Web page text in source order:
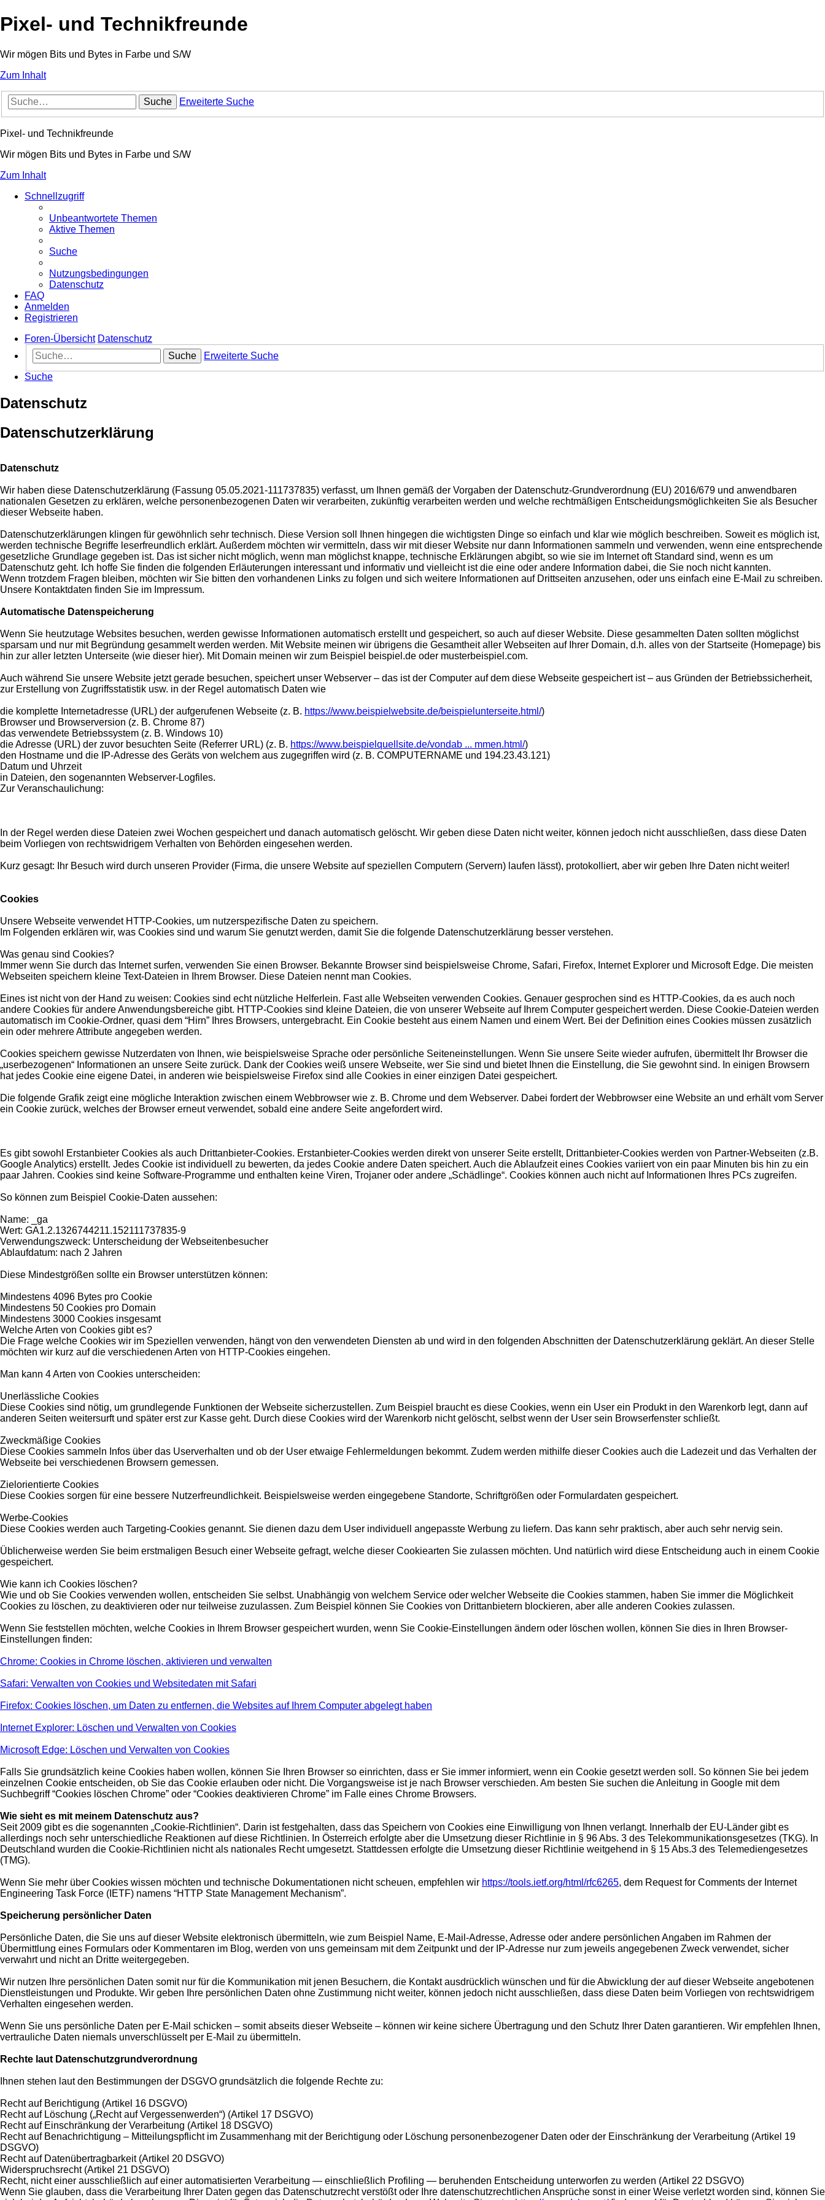
Pixel- und Technikfreunde
Wir mögen Bits und Bytes in Farbe und S/W
Zum Inhalt
Suche Erweiterte Suche
Pixel- und Technikfreunde
Wir mögen Bits und Bytes in Farbe und S/W
Zum Inhalt
Schnellzugriff
Unbeantwortete Themen
Aktive Themen
Suche
Nutzungsbedingungen
Datenschutz
FAQ
Anmelden
Registrieren
Foren-Übersicht Datenschutz
Suche
Erweiterte Suche
Suche
Datenschutz
Datenschutzerklärung
Datenschutz
Wir haben diese Datenschutzerklärung (Fassung 05.05.2021-111737835) verfasst, um Ihnen gemäß der Vorgaben der Datenschutz-Grundverordnung (EU) 2016/679 und anwendbaren
nationalen Gesetzen zu erklären, welche personenbezogenen Daten wir verarbeiten, zukünftig verarbeiten werden und welche rechtmäßigen Entscheidungsmöglichkeiten Sie als Besucher
dieser Webseite haben.
Datenschutzerklärungen klingen für gewöhnlich sehr technisch. Diese Version soll Ihnen hingegen die wichtigsten Dinge so einfach und klar wie möglich beschreiben. Soweit es möglich ist,
werden technische Begriffe leserfreundlich erklärt. Außerdem möchten wir vermitteln, dass wir mit dieser Website nur dann Informationen sammeln und verwenden, wenn eine entsprechende
gesetzliche Grundlage gegeben ist. Das ist sicher nicht möglich, wenn man möglichst knappe, technische Erklärungen abgibt, so wie sie im Internet oft Standard sind, wenn es um
Datenschutz geht. Ich hoffe Sie finden die folgenden Erläuterungen interessant und informativ und vielleicht ist die eine oder andere Information dabei, die Sie noch nicht kannten.
Wenn trotzdem Fragen bleiben, möchten wir Sie bitten den vorhandenen Links zu folgen und sich weitere Informationen auf Drittseiten anzusehen, oder uns einfach eine E-Mail zu schreiben.
Unsere Kontaktdaten finden Sie im Impressum.
Automatische Datenspeicherung
Wenn Sie heutzutage Websites besuchen, werden gewisse Informationen automatisch erstellt und gespeichert, so auch auf dieser Website. Diese gesammelten Daten sollten möglichst
sparsam und nur mit Begründung gesammelt werden werden. Mit Website meinen wir übrigens die Gesamtheit aller Webseiten auf Ihrer Domain, d.h. alles von der Startseite (Homepage) bis
hin zur aller letzten Unterseite (wie dieser hier). Mit Domain meinen wir zum Beispiel beispiel.de oder musterbeispiel.com.
Auch während Sie unsere Website jetzt gerade besuchen, speichert unser Webserver – das ist der Computer auf dem diese Webseite gespeichert ist – aus Gründen der Betriebssicherheit,
zur Erstellung von Zugriffsstatistik usw. in der Regel automatisch Daten wie
die komplette Internetadresse (URL) der aufgerufenen Webseite (z. B. https://www.beispielwebsite.de/beispielunterseite.html/)
Browser und Browserversion (z. B. Chrome 87)
das verwendete Betriebssystem (z. B. Windows 10)
die Adresse (URL) der zuvor besuchten Seite (Referrer URL) (z. B. https://www.beispielquellsite.de/vondab ... mmen.html/)
den Hostname und die IP-Adresse des Geräts von welchem aus zugegriffen wird (z. B. COMPUTERNAME und 194.23.43.121)
Datum und Uhrzeit
in Dateien, den sogenannten Webserver-Logfiles.
Zur Veranschaulichung:
In der Regel werden diese Dateien zwei Wochen gespeichert und danach automatisch gelöscht. Wir geben diese Daten nicht weiter, können jedoch nicht ausschließen, dass diese Daten
beim Vorliegen von rechtswidrigem Verhalten von Behörden eingesehen werden.
Kurz gesagt: Ihr Besuch wird durch unseren Provider (Firma, die unsere Website auf speziellen Computern (Servern) laufen lässt), protokolliert, aber wir geben Ihre Daten nicht weiter!
Cookies
Unsere Webseite verwendet HTTP-Cookies, um nutzerspezifische Daten zu speichern.
Im Folgenden erklären wir, was Cookies sind und warum Sie genutzt werden, damit Sie die folgende Datenschutzerklärung besser verstehen.
Was genau sind Cookies?
Immer wenn Sie durch das Internet surfen, verwenden Sie einen Browser. Bekannte Browser sind beispielsweise Chrome, Safari, Firefox, Internet Explorer und Microsoft Edge. Die meisten
Webseiten speichern kleine Text-Dateien in Ihrem Browser. Diese Dateien nennt man Cookies.
Eines ist nicht von der Hand zu weisen: Cookies sind echt nützliche Helferlein. Fast alle Webseiten verwenden Cookies. Genauer gesprochen sind es HTTP-Cookies, da es auch noch
andere Cookies für andere Anwendungsbereiche gibt. HTTP-Cookies sind kleine Dateien, die von unserer Webseite auf Ihrem Computer gespeichert werden. Diese Cookie-Dateien werden
automatisch im Cookie-Ordner, quasi dem “Hirn” Ihres Browsers, untergebracht. Ein Cookie besteht aus einem Namen und einem Wert. Bei der Definition eines Cookies müssen zusätzlich
ein oder mehrere Attribute angegeben werden.
Cookies speichern gewisse Nutzerdaten von Ihnen, wie beispielsweise Sprache oder persönliche Seiteneinstellungen. Wenn Sie unsere Seite wieder aufrufen, übermittelt Ihr Browser die
„userbezogenen“ Informationen an unsere Seite zurück. Dank der Cookies weiß unsere Webseite, wer Sie sind und bietet Ihnen die Einstellung, die Sie gewohnt sind. In einigen Browsern
hat jedes Cookie eine eigene Datei, in anderen wie beispielsweise Firefox sind alle Cookies in einer einzigen Datei gespeichert.
Die folgende Grafik zeigt eine mögliche Interaktion zwischen einem Webbrowser wie z. B. Chrome und dem Webserver. Dabei fordert der Webbrowser eine Website an und erhält vom Server
ein Cookie zurück, welches der Browser erneut verwendet, sobald eine andere Seite angefordert wird.
Es gibt sowohl Erstanbieter Cookies als auch Drittanbieter-Cookies. Erstanbieter-Cookies werden direkt von unserer Seite erstellt, Drittanbieter-Cookies werden von Partner-Webseiten (z.B.
Google Analytics) erstellt. Jedes Cookie ist individuell zu bewerten, da jedes Cookie andere Daten speichert. Auch die Ablaufzeit eines Cookies variiert von ein paar Minuten bis hin zu ein
paar Jahren. Cookies sind keine Software-Programme und enthalten keine Viren, Trojaner oder andere „Schädlinge“. Cookies können auch nicht auf Informationen Ihres PCs zugreifen.
So können zum Beispiel Cookie-Daten aussehen:
Name: _ga
Wert: GA1.2.1326744211.152111737835-9
Verwendungszweck: Unterscheidung der Webseitenbesucher
Ablaufdatum: nach 2 Jahren
Diese Mindestgrößen sollte ein Browser unterstützen können:
Mindestens 4096 Bytes pro Cookie
Mindestens 50 Cookies pro Domain
Mindestens 3000 Cookies insgesamt
Welche Arten von Cookies gibt es?
Die Frage welche Cookies wir im Speziellen verwenden, hängt von den verwendeten Diensten ab und wird in den folgenden Abschnitten der Datenschutzerklärung geklärt. An dieser Stelle
möchten wir kurz auf die verschiedenen Arten von HTTP-Cookies eingehen.
Man kann 4 Arten von Cookies unterscheiden:
Unerlässliche Cookies
Diese Cookies sind nötig, um grundlegende Funktionen der Webseite sicherzustellen. Zum Beispiel braucht es diese Cookies, wenn ein User ein Produkt in den Warenkorb legt, dann auf
anderen Seiten weitersurft und später erst zur Kasse geht. Durch diese Cookies wird der Warenkorb nicht gelöscht, selbst wenn der User sein Browserfenster schließt.
Zweckmäßige Cookies
Diese Cookies sammeln Infos über das Userverhalten und ob der User etwaige Fehlermeldungen bekommt. Zudem werden mithilfe dieser Cookies auch die Ladezeit und das Verhalten der
Webseite bei verschiedenen Browsern gemessen.
Zielorientierte Cookies
Diese Cookies sorgen für eine bessere Nutzerfreundlichkeit. Beispielsweise werden eingegebene Standorte, Schriftgrößen oder Formulardaten gespeichert.
Werbe-Cookies
Diese Cookies werden auch Targeting-Cookies genannt. Sie dienen dazu dem User individuell angepasste Werbung zu liefern. Das kann sehr praktisch, aber auch sehr nervig sein.
Üblicherweise werden Sie beim erstmaligen Besuch einer Webseite gefragt, welche dieser Cookiearten Sie zulassen möchten. Und natürlich wird diese Entscheidung auch in einem Cookie
gespeichert.
Wie kann ich Cookies löschen?
Wie und ob Sie Cookies verwenden wollen, entscheiden Sie selbst. Unabhängig von welchem Service oder welcher Webseite die Cookies stammen, haben Sie immer die Möglichkeit
Cookies zu löschen, zu deaktivieren oder nur teilweise zuzulassen. Zum Beispiel können Sie Cookies von Drittanbietern blockieren, aber alle anderen Cookies zulassen.
Wenn Sie feststellen möchten, welche Cookies in Ihrem Browser gespeichert wurden, wenn Sie Cookie-Einstellungen ändern oder löschen wollen, können Sie dies in Ihren Browser-
Einstellungen finden:
Chrome: Cookies in Chrome löschen, aktivieren und verwalten
Safari: Verwalten von Cookies und Websitedaten mit Safari
Firefox: Cookies löschen, um Daten zu entfernen, die Websites auf Ihrem Computer abgelegt haben
Internet Explorer: Löschen und Verwalten von Cookies
Microsoft Edge: Löschen und Verwalten von Cookies
Falls Sie grundsätzlich keine Cookies haben wollen, können Sie Ihren Browser so einrichten, dass er Sie immer informiert, wenn ein Cookie gesetzt werden soll. So können Sie bei jedem
einzelnen Cookie entscheiden, ob Sie das Cookie erlauben oder nicht. Die Vorgangsweise ist je nach Browser verschieden. Am besten Sie suchen die Anleitung in Google mit dem
Suchbegriff “Cookies löschen Chrome” oder “Cookies deaktivieren Chrome” im Falle eines Chrome Browsers.
Wie sieht es mit meinem Datenschutz aus?
Seit 2009 gibt es die sogenannten „Cookie-Richtlinien“. Darin ist festgehalten, dass das Speichern von Cookies eine Einwilligung von Ihnen verlangt. Innerhalb der EU-Länder gibt es
allerdings noch sehr unterschiedliche Reaktionen auf diese Richtlinien. In Österreich erfolgte aber die Umsetzung dieser Richtlinie in § 96 Abs. 3 des Telekommunikationsgesetzes (TKG). In
Deutschland wurden die Cookie-Richtlinien nicht als nationales Recht umgesetzt. Stattdessen erfolgte die Umsetzung dieser Richtlinie weitgehend in § 15 Abs.3 des Telemediengesetzes
(TMG).
Wenn Sie mehr über Cookies wissen möchten und technische Dokumentationen nicht scheuen, empfehlen wir https://tools.ietf.org/html/rfc6265, dem Request for Comments der Internet
Engineering Task Force (IETF) namens “HTTP State Management Mechanism”.
Speicherung persönlicher Daten
Persönliche Daten, die Sie uns auf dieser Website elektronisch übermitteln, wie zum Beispiel Name, E-Mail-Adresse, Adresse oder andere persönlichen Angaben im Rahmen der
Übermittlung eines Formulars oder Kommentaren im Blog, werden von uns gemeinsam mit dem Zeitpunkt und der IP-Adresse nur zum jeweils angegebenen Zweck verwendet, sicher
verwahrt und nicht an Dritte weitergegeben.
Wir nutzen Ihre persönlichen Daten somit nur für die Kommunikation mit jenen Besuchern, die Kontakt ausdrücklich wünschen und für die Abwicklung der auf dieser Webseite angebotenen
Dienstleistungen und Produkte. Wir geben Ihre persönlichen Daten ohne Zustimmung nicht weiter, können jedoch nicht ausschließen, dass diese Daten beim Vorliegen von rechtswidrigem
Verhalten eingesehen werden.
Wenn Sie uns persönliche Daten per E-Mail schicken – somit abseits dieser Webseite – können wir keine sichere Übertragung und den Schutz Ihrer Daten garantieren. Wir empfehlen Ihnen,
vertrauliche Daten niemals unverschlüsselt per E-Mail zu übermitteln.
Rechte laut Datenschutzgrundverordnung
Ihnen stehen laut den Bestimmungen der DSGVO grundsätzlich die folgende Rechte zu:
Recht auf Berichtigung (Artikel 16 DSGVO)
Recht auf Löschung („Recht auf Vergessenwerden“) (Artikel 17 DSGVO)
Recht auf Einschränkung der Verarbeitung (Artikel 18 DSGVO)
Recht auf Benachrichtigung – Mitteilungspflicht im Zusammenhang mit der Berichtigung oder Löschung personenbezogener Daten oder der Einschränkung der Verarbeitung (Artikel 19
DSGVO)
Recht auf Datenübertragbarkeit (Artikel 20 DSGVO)
Widerspruchsrecht (Artikel 21 DSGVO)
Recht, nicht einer ausschließlich auf einer automatisierten Verarbeitung — einschließlich Profiling — beruhenden Entscheidung unterworfen zu werden (Artikel 22 DSGVO)
Wenn Sie glauben, dass die Verarbeitung Ihrer Daten gegen das Datenschutzrecht verstößt oder Ihre datenschutzrechtlichen Ansprüche sonst in einer Weise verletzt worden sind, können Sie